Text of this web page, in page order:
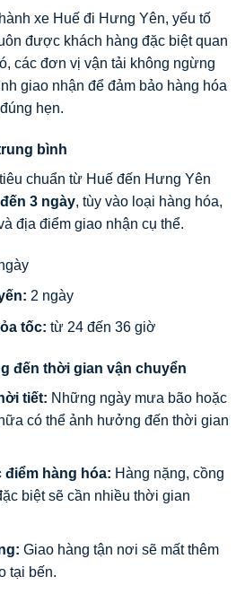
xe Huế đi Hưng Yên, yếu tố
được khách hàng đặc biệt quan
các đơn vị vận tải không ngừng
giao nhận để đảm bảo hàng hóa
hẹn.
bình
chuẩn từ Huế đến Hưng Yên
3 ngày, tùy vào loại hàng hóa,
địa điểm giao nhận cụ thể.
2 ngày
tốc: từ 24 đến 36 giờ
đến thời gian vận chuyển
tiết: Những ngày mưa bão hoặc
có thể ảnh hưởng đến thời gian
hàng hóa: Hàng nặng, cồng
biệt sẽ cần nhiều thời gian
Giao hàng tận nơi sẽ mất thêm
tại bến.